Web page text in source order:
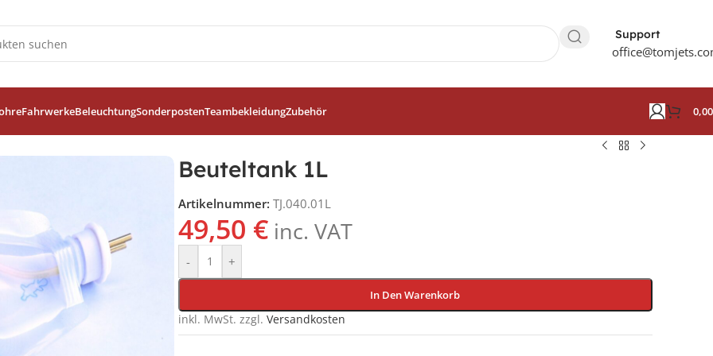
Support
FahrwerkeBeleuchtungSonderpostenTeambekleidungZubehör
Beuteltank 1L
Artikelnummer: TJ.040.01L
49,50 €inc. VAT
- +
In Den Warenkorb
inkl. MwSt. zzgl. Versandkosten